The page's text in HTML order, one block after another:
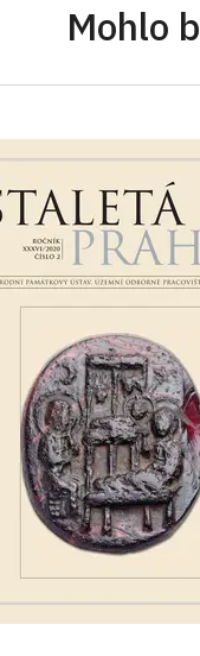
Mohlo